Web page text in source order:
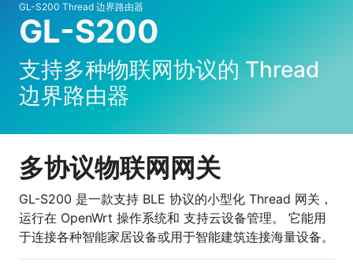
GL-S200 Thread 边界路由器
GL-S200
支持多种物联网协议的 Thread
边界路由器
多协议物联网网关
GL-S200 是一款支持 BLE 协议的小型化 Thread 网关，
运行在 OpenWrt 操作系统和 支持云设备管理。 它能用
于连接各种智能家居设备或用于智能建筑连接海量设备。